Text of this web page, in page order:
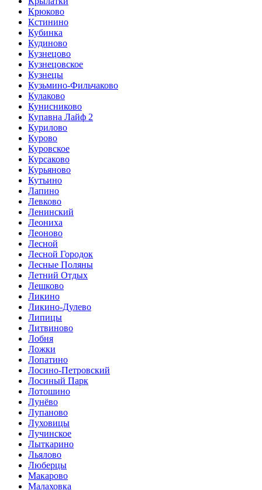
Крюково
Кстинино
Кубинка
Кудиново
Кузнецово
Кузнецовское
Кузнецы
Кузьмино-Фильчаково
Кулаково
Кунисниково
Купавна Лайф 2
Курилово
Курово
Куровское
Курсаково
Курьяново
Кутьино
Лапино
Левково
Ленинский
Леониха
Леоново
Лесной
Лесной Городок
Лесные Поляны
Летний Отдых
Лешково
Ликино
Ликино-Дулево
Липицы
Литвиново
Лобня
Ложки
Лопатино
Лосино-Петровский
Лосиный Парк
Лотошино
Лунёво
Лупаново
Луховицы
Лучинское
Лыткарино
Льялово
Люберцы
Макарово
Малаховка